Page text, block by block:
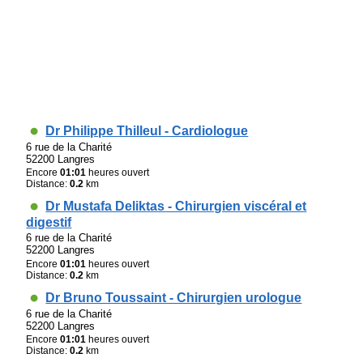
Dr Philippe Thilleul - Cardiologue
6 rue de la Charité
52200 Langres
Encore01:01 heures ouvert
Distance:0.2 km
Dr Mustafa Deliktas - Chirurgien viscéral et
digestif
6 rue de la Charité
52200 Langres
Encore01:01 heures ouvert
Distance:0.2 km
Dr Bruno Toussaint - Chirurgien urologue
6 rue de la Charité
52200 Langres
Encore01:01 heures ouvert
Distance:0.2 km